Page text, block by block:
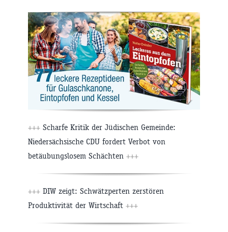
+++ Scharfe Kritik der Jüdischen Gemeinde:
Niedersächsische CDU fordert Verbot von
betäubungslosem Schächten +++
+++ DIW zeigt: Schwätzperten zerstören
Produktivität der Wirtschaft +++